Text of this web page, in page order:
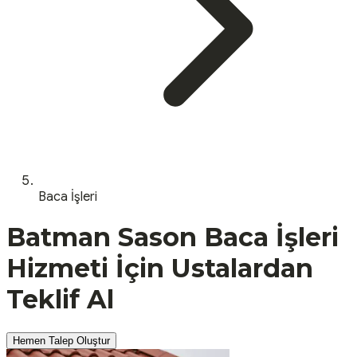
Baca İşleri
Batman Sason Baca İşleri
Hizmeti İçin Ustalardan
Teklif Al
Hemen Talep Oluştur